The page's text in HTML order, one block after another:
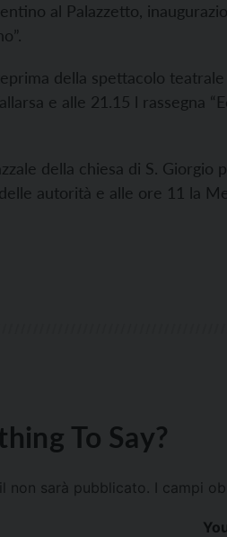
al Palazzetto,
della spettacolo teatrale
e alle 21.15 l rassegna
della chiesa di S. Giorgio
autorità e alle ore 11 la
To Say?
non sarà pubblicato. I campi